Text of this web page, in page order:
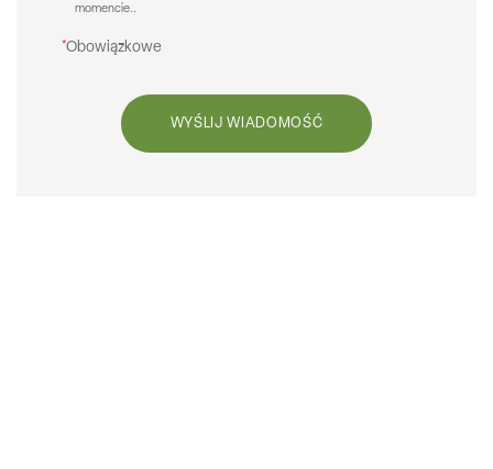
momencie..
*Obowiązkowe
WYŚLIJ WIADOMOŚĆ